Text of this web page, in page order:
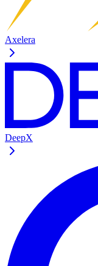
Axelera
DeepX